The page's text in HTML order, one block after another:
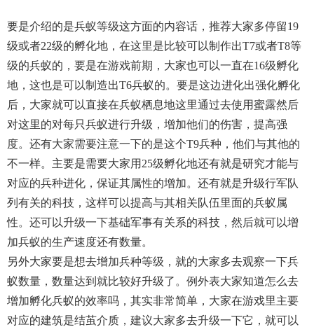
要是介绍的是兵蚁等级这方面的内容话，推荐大家多停留19
级或者22级的孵化地，在这里是比较可以制作出T7或者T8等
级的兵蚁的，要是在游戏前期，大家也可以一直在16级孵化
地，这也是可以制造出T6兵蚁的。要是这边进化出强化孵化
后，大家就可以直接在兵蚁栖息地这里通过去使用蜜露然后
对这里的对每只兵蚁进行升级，增加他们的伤害，提高强
度。还有大家需要注意一下的是这个T9兵种，他们与其他的
不一样。主要是需要大家用25级孵化地还有就是研究才能与
对应的兵种进化，保证其属性的增加。还有就是升级行军队
列有关的科技，这样可以提高与其相关队伍里面的兵蚁属
性。还可以升级一下基础军事有关系的科技，然后就可以增
加兵蚁的生产速度还有数量。
另外大家要是想去增加兵种等级，就的大家多去观察一下兵
蚁数量，数量达到就比较好升级了。例外表大家知道怎么去
增加孵化兵蚁的效率吗，其实非常简单，大家在游戏里主要
对应的建筑是结茧介质，建议大家多去升级一下它，就可以